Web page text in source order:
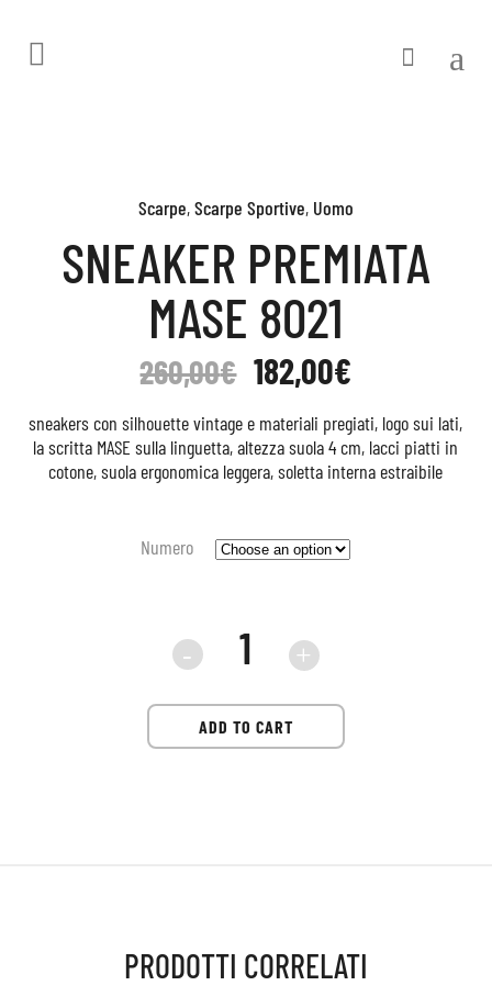
Scarpe,Scarpe Sportive, Uomo
SNEAKER PREMIATA
MASE 8021
260,00€ 182,00€
sneakers con silhouette vintage e materiali pregiati, logo sui lati,
la scritta MASE sulla linguetta, altezza suola 4 cm, lacci piatti in
cotone, suola ergonomica leggera, soletta interna estraibile
Numero
ADD TO CART
PRODOTTI CORRELATI